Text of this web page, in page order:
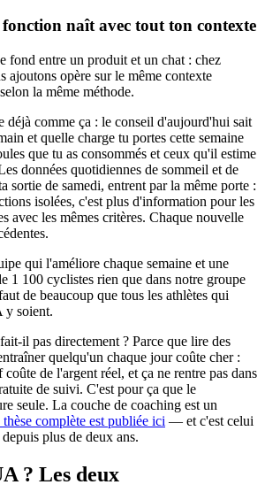
naît avec tout ton contexte
fond entre un produit et un chat : chez
ajoutons opère sur le même contexte
la même méthode.
comme ça : le conseil d'aujourd'hui sait
et quelle charge tu portes cette semaine
que tu as consommés et ceux qu'il estime
données quotidiennes de sommeil et de
sortie de samedi, entrent par la même porte :
isolées, c'est plus d'information pour les
avec les mêmes critères. Chaque nouvelle
qui l'améliore chaque semaine et une
1 100 cyclistes rien que dans notre groupe
de beaucoup que tous les athlètes qui
y soient.
il pas directement ? Parce que lire des
quelqu'un chaque jour coûte cher :
de l'argent réel, et ça ne rentre pas dans
de suivi. C'est pour ça que le
seule. La couche de coaching est un
thèse complète est publiée ici — et c'est celui
plus de deux ans.
? Les deux